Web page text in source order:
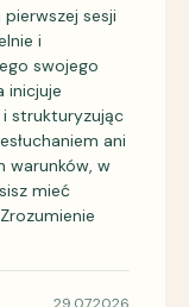
sesji
i
swojego
inicjuje
strukturyzując
ani
warunków, w
mieć